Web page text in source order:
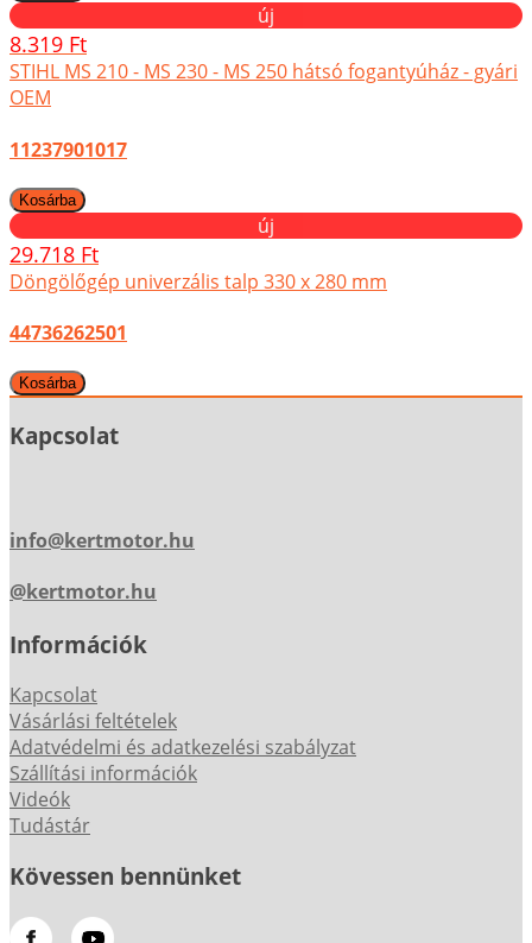
új
8.319 Ft
STIHL MS 210 - MS 230 - MS 250 hátsó fogantyúház - gyári
OEM
11237901017
új
29.718 Ft
Döngölőgép univerzális talp 330 x 280 mm
44736262501
Kapcsolat
info@kertmotor.hu
@kertmotor.hu
Információk
Kapcsolat
Vásárlási feltételek
Adatvédelmi és adatkezelési szabályzat
Szállítási információk
Videók
Tudástár
Kövessen bennünket